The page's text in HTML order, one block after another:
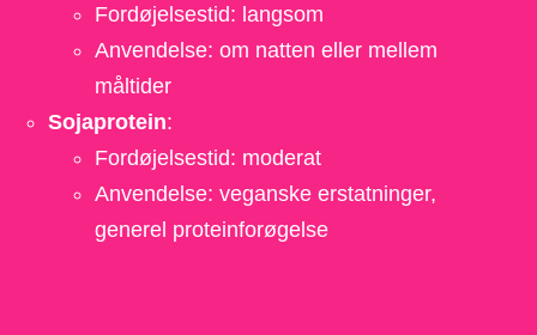
Fordøjelsestid: langsom
Anvendelse: om natten eller mellem
måltider
Sojaprotein:
Fordøjelsestid: moderat
Anvendelse: veganske erstatninger,
generel proteinforøgelse